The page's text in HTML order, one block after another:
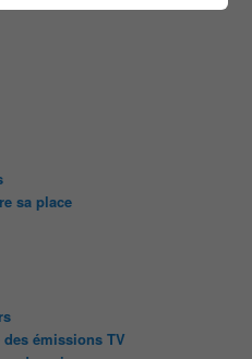
sa place
émissions TV